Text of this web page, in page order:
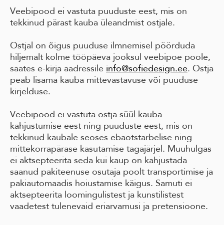
Veebipood ei vastuta puuduste eest, mis on
tekkinud pärast kauba üleandmist ostjale.
Ostjal on õigus puuduse ilmnemisel pöörduda
hiljemalt kolme tööpäeva jooksul veebipoe poole,
saates e-kirja aadressile info@sofiedesign.ee. Ostja
peab lisama kauba mittevastavuse või puuduse
kirjelduse.
Veebipood ei vastuta ostja süül kauba
kahjustumise eest ning puuduste eest, mis on
tekkinud kaubale seoses ebaotstarbelise ning
mittekorrapärase kasutamise tagajärjel. Muuhulgas
ei aktsepteerita seda kui kaup on kahjustada
saanud pakiteenuse osutaja poolt transportimise ja
pakiautomaadis hoiustamise käigus. Samuti ei
aktsepteerita loomingulistest ja kunstilistest
vaadetest tulenevaid eriarvamusi ja pretensioone.